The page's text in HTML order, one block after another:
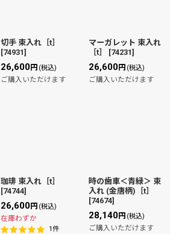
切手 束入れ［t］
[74931]
26,600円 (税込)
ご購入いただけます
マーガレット 束入れ
［t］
[74231]
26,600円 (税込)
ご購入いただけます
珈琲 束入れ［t］
[74744]
26,600円 (税込)
在庫わずか
1件
時の歯車＜青緑＞ 束
入れ (金唐柄)［t］
[74674]
28,140円 (税込)
ご購入いただけます